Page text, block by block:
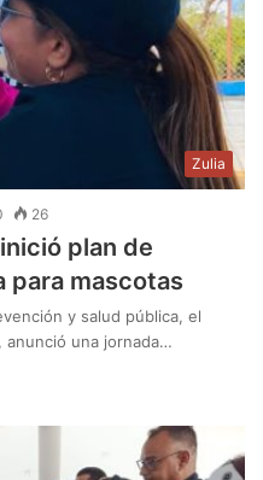
Zulia
26
plan de
para mascotas
y salud pública, el
anunció una jornada…